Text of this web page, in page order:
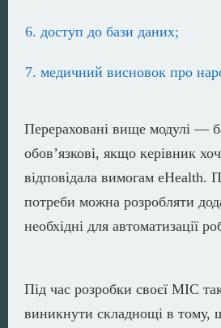
доступ до бази даних;
медичний висновок про
Перераховані вище модулі —
обов’язкові, якщо керівник
відповідала вимогам eHealth.
потреби можна розробляти
необхідні для автоматизації
Під час розробки своєї МІС
виникнути складнощі в тому,